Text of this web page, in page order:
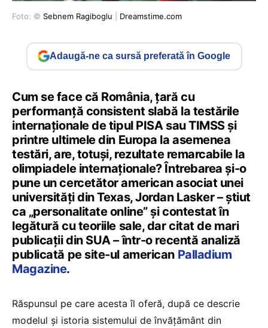
Foto: © Sebnem Ragiboglu Dreamstime.com
Adaugă-ne ca sursă preferată în Google
Cum se face că România, țară cu
performanță consistent slabă la testările
internaționale de tipul PISA sau TIMSS și
printre ultimele din Europa la asemenea
testări, are, totuși, rezultate remarcabile la
olimpiadele internaționale? Întrebarea și-o
pune un cercetător american asociat unei
universități din Texas, Jordan Lasker – știut
ca „personalitate online” și contestat în
legătură cu teoriile sale, dar citat de mari
publicații din SUA – într-o recentă analiză
publicată pe site-ul american Palladium
Magazine.
Răspunsul pe care acesta îl oferă, după ce descrie
modelul și istoria sistemului de învățământ din